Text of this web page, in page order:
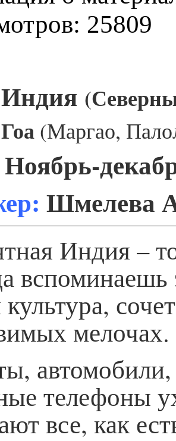
25809
Индия
(Маргао,
Ноябрь-
Шмелева
Индия –
вспоминаешь
культура,
мелочах.
телефоны
все, как